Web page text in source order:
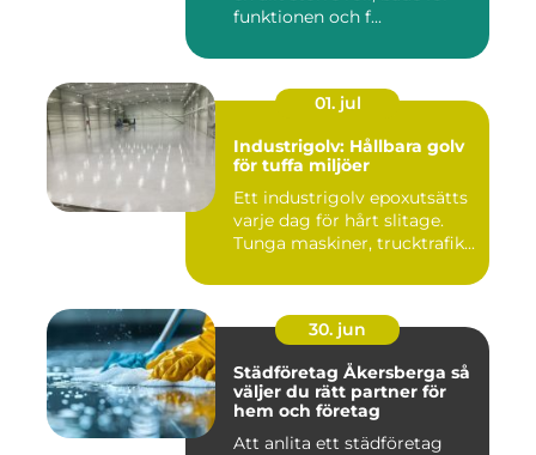
funktionen och f...
01. jul
Industrigolv: Hållbara golv
för tuffa miljöer
Ett industrigolv epoxutsätts
varje dag för hårt slitage.
Tunga maskiner, trucktrafik...
30. jun
Städföretag Åkersberga så
väljer du rätt partner för
hem och företag
Att anlita ett städföretag